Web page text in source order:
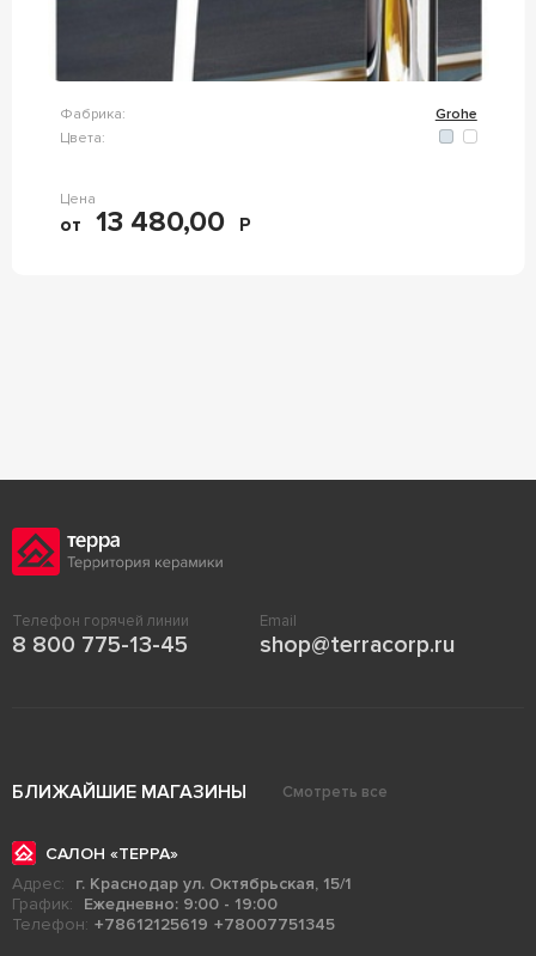
Фабрика:
Grohe
Цвета:
Цена
от 13 480,00 Р
Телефон горячей линии
8 800 775-13-45
Email
shop@terracorp.ru
БЛИЖАЙШИЕ МАГАЗИНЫ Смотреть все
САЛОН «ТЕРРА»
Адрес:
г. Краснодар ул. Октябрьская, 15/1
График:
Ежедневно: 9:00 - 19:00
Телефон: +78612125619 +78007751345